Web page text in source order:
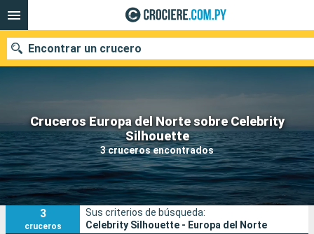
Cruceros Europa del Norte sobre Celebrity
Silhouette
3 cruceros encontrados
Encontrar un crucero
Nuestros destinos
Fecha de salida
Puertos Compañías
Buscar
3
cruceros
Sus criterios de búsqueda:
Celebrity Silhouette - Europa del Norte